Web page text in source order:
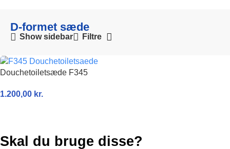
D-formet sæde
Show sidebar Filtre
Douchetoiletsæde F345
1.200,00 kr.
Skal du bruge disse?